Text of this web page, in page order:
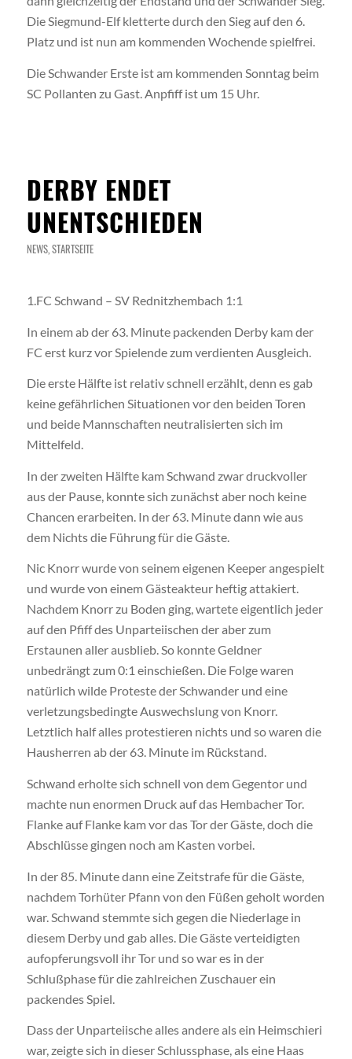
Die Siegmund-Elf kletterte durch den Sieg auf den 6.
Platz und ist nun am kommenden Wochende spielfrei.
Die Schwander Erste ist am kommenden Sonntag beim
SC Pollanten zu Gast. Anpfiff ist um 15 Uhr.
DERBY ENDET
UNENTSCHIEDEN
NEWS,STARTSEITE
1.FC Schwand – SV Rednitzhembach 1:1
In einem ab der 63. Minute packenden Derby kam der
FC erst kurz vor Spielende zum verdienten Ausgleich.
Die erste Hälfte ist relativ schnell erzählt, denn es gab
keine gefährlichen Situationen vor den beiden Toren
und beide Mannschaften neutralisierten sich im
Mittelfeld.
In der zweiten Hälfte kam Schwand zwar druckvoller
aus der Pause, konnte sich zunächst aber noch keine
Chancen erarbeiten. In der 63. Minute dann wie aus
dem Nichts die Führung für die Gäste.
Nic Knorr wurde von seinem eigenen Keeper angespielt
und wurde von einem Gästeakteur heftig attakiert.
Nachdem Knorr zu Boden ging, wartete eigentlich jeder
auf den Pfiff des Unparteiischen der aber zum
Erstaunen aller ausblieb. So konnte Geldner
unbedrängt zum 0:1 einschießen. Die Folge waren
natürlich wilde Proteste der Schwander und eine
verletzungsbedingte Auswechslung von Knorr.
Letztlich half alles protestieren nichts und so waren die
Hausherren ab der 63. Minute im Rückstand.
Schwand erholte sich schnell von dem Gegentor und
machte nun enormen Druck auf das Hembacher Tor.
Flanke auf Flanke kam vor das Tor der Gäste, doch die
Abschlüsse gingen noch am Kasten vorbei.
In der 85. Minute dann eine Zeitstrafe für die Gäste,
nachdem Torhüter Pfann von den Füßen geholt worden
war. Schwand stemmte sich gegen die Niederlage in
diesem Derby und gab alles. Die Gäste verteidigten
aufopferungsvoll ihr Tor und so war es in der
Schlußphase für die zahlreichen Zuschauer ein
packendes Spiel.
Dass der Unparteiische alles andere als ein Heimschieri
war, zeigte sich in dieser Schlussphase, als eine Haas